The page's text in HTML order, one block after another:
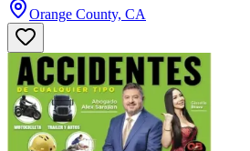
Orange County, CA